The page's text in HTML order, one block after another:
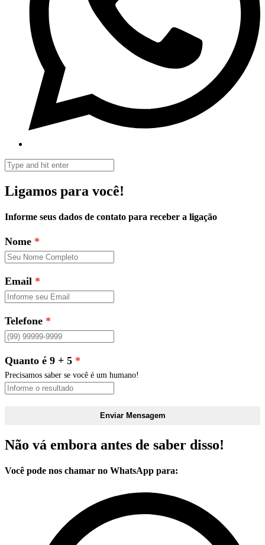
Ligamos para você!
Informe seus dados de contato para receber a ligação
Nome
Email
Telefone
Quanto é 9 + 5
Precisamos saber se você é um humano!
Enviar Mensagem
Não vá embora antes de saber disso!
Você pode nos chamar no WhatsApp para: